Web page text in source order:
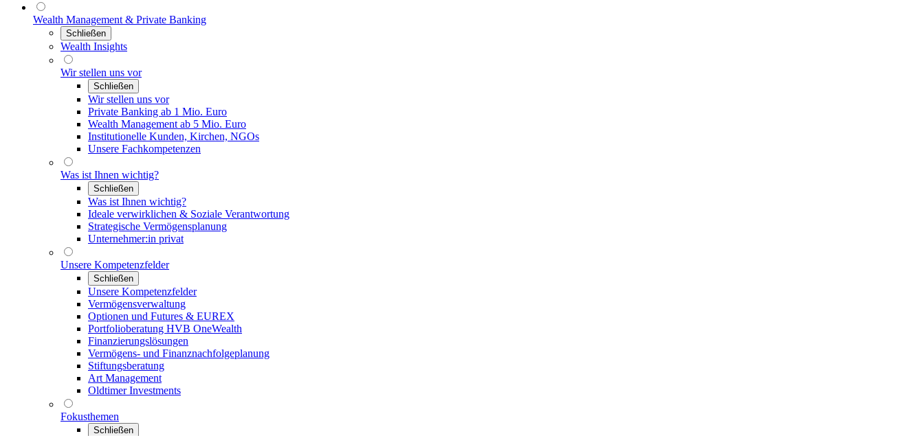
Wealth Management & Private Banking
Schließen
Wealth Insights
Wir stellen uns vor
Schließen
Wir stellen uns vor
Private Banking ab 1 Mio. Euro
Wealth Management ab 5 Mio. Euro
Institutionelle Kunden, Kirchen, NGOs
Unsere Fachkompetenzen
Was ist Ihnen wichtig?
Schließen
Was ist Ihnen wichtig?
Ideale verwirklichen & Soziale Verantwortung
Strategische Vermögensplanung
Unternehmer:in privat
Unsere Kompetenzfelder
Schließen
Unsere Kompetenzfelder
Vermögensverwaltung
Optionen und Futures & EUREX
Portfolioberatung HVB OneWealth
Finanzierungslösungen
Vermögens- und Finanznachfolgeplanung
Stiftungsberatung
Art Management
Oldtimer Investments
Fokusthemen
Schließen